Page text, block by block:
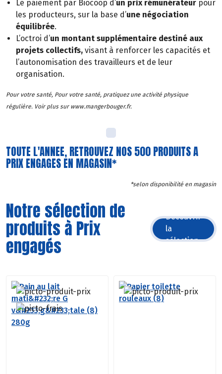
Le paiement par Biocoop d’un prix rémunérateur pour
les producteurs, sur la base d’une négociation
équilibrée.
L’octroi d’un montant supplémentaire destiné aux
projets collectifs, visant à renforcer les capacités et
l’autonomisation des travailleurs et de leur
organisation.
Pour votre santé, Pour votre santé, pratiquez une activité physique
régulière. Voir plus sur www.mangerbouger.fr.
TOUTE L'ANNEE, RETROUVEZ NOS 500 PRODUITS A
PRIX ENGAGES EN MAGASIN*
*selon disponibilité en magasin
Notre sélection de
produits à Prix
engagés
Découvrir
la
sélection